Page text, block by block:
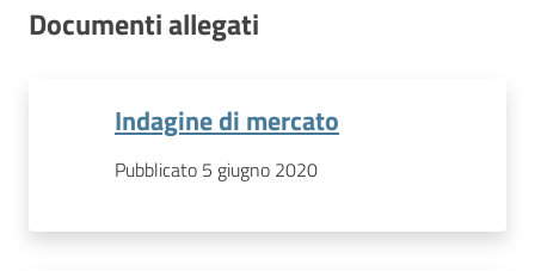
Documenti allegati
Indagine di mercato
Pubblicato 5 giugno 2020